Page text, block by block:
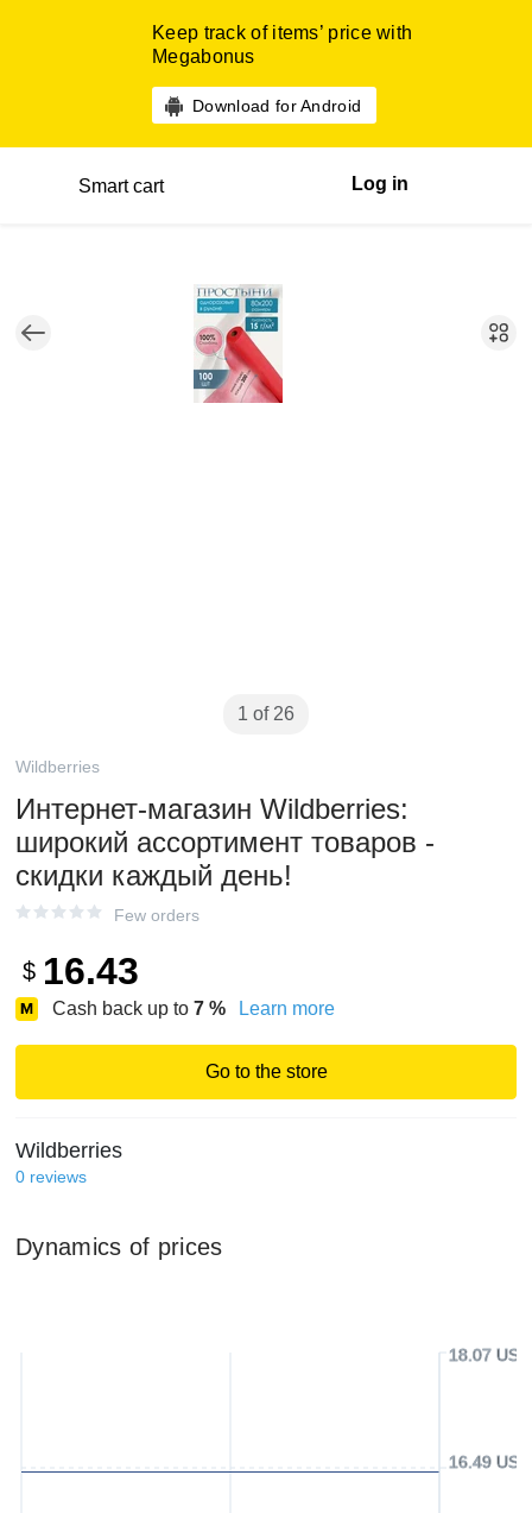
Keep track of items’ price with
Megabonus
Download for Android
Smart cart Log in
1 of 26
Wildberries
Интернет‑магазин Wildberries:
широкий ассортимент товаров -
скидки каждый день!
Few orders
$ 16.43
Cash back up to 7 % Learn more
Go to the store
Wildberries
0 reviews
Dynamics of prices
16.49 USD
18.07 USD